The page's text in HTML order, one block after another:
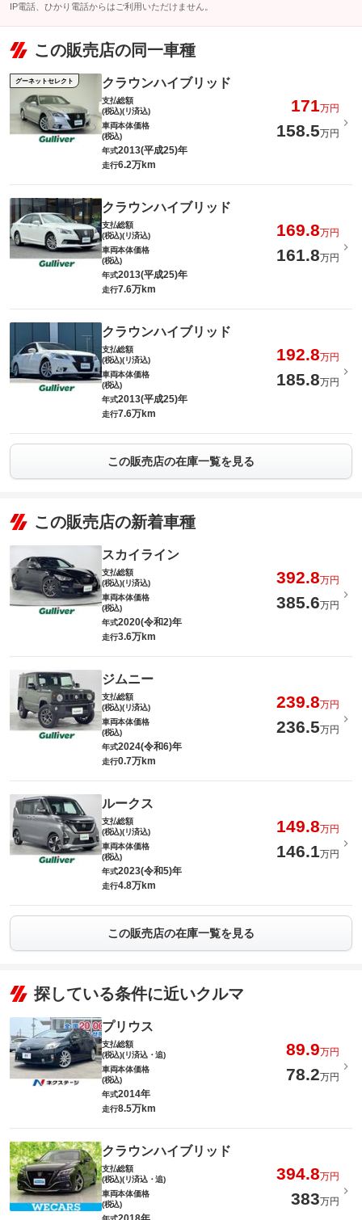
IP電話、ひかり電話からはご利用いただけません。
この販売店の同一車種
グーネットセレクト クラウンハイブリッド
支払総額
(税込)(リ済込)
171万円
車両本体価格
(税込)
158.5万円
年式2013(平成25)年
走行6.2万km
クラウンハイブリッド
支払総額
(税込)(リ済込)
169.8万円
車両本体価格
(税込)
161.8万円
年式2013(平成25)年
走行7.6万km
クラウンハイブリッド
支払総額
(税込)(リ済込)
192.8万円
車両本体価格
(税込)
185.8万円
年式2013(平成25)年
走行7.6万km
この販売店の在庫一覧を見る
この販売店の新着車種
スカイライン
支払総額
(税込)(リ済込)
392.8万円
車両本体価格
(税込)
385.6万円
年式2020(令和2)年
走行3.6万km
ジムニー
支払総額
(税込)(リ済込)
239.8万円
車両本体価格
(税込)
236.5万円
年式2024(令和6)年
走行0.7万km
ルークス
支払総額
(税込)(リ済込)
149.8万円
車両本体価格
(税込)
146.1万円
年式2023(令和5)年
走行4.8万km
この販売店の在庫一覧を見る
探している条件に近いクルマ
プリウス
支払総額
(税込)(リ済込・追)
89.9万円
車両本体価格
(税込)
78.2万円
年式2014年
走行8.5万km
クラウンハイブリッド
支払総額
(税込)(リ済込・追)
394.8万円
車両本体価格
(税込)
383万円